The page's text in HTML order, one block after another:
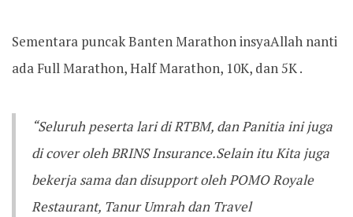
Sementara puncak Banten Marathon insyaAllah nanti
ada Full Marathon, Half Marathon, 10K, dan 5K .‎‎
“Seluruh peserta lari di RTBM, dan Panitia ini juga
di cover oleh BRINS Insurance.Selain itu Kita juga
bekerja sama dan disupport oleh POMO Royale
Restaurant, Tanur Umrah dan Travel